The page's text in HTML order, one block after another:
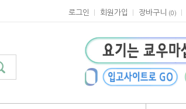
로그인 회원가입 장바구니 (0 )